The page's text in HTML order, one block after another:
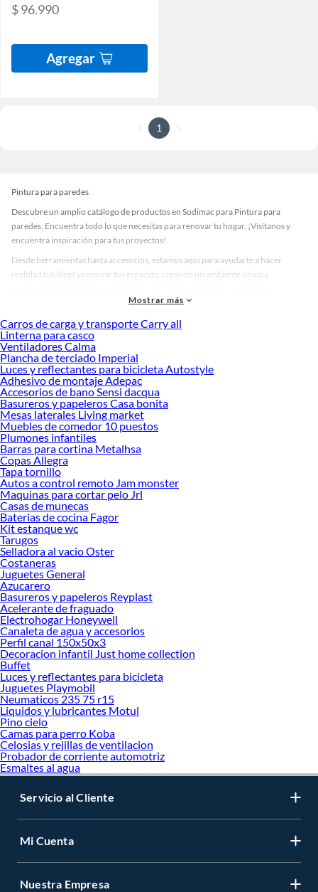
$ 96.990
Agregar
1
Pintura para paredes
Descubre un amplio catálogo de productos en Sodimac para Pintura para
paredes. Encuentra todo lo que necesitas para renovar tu hogar. ¡Visítanos y
encuentra inspiración para tus proyectos!
Desde herramientas hasta accesorios, estamos aquí para ayudarte a hacer
realidad tus ideas y renovar tus espacios, creando un ambiente único y
accesorios de calidad que te ayudarán a crear un espacio más tú.
Desde remodelaciones hasta proyectos de decoración, estamos aquí para hacer
tus ideas realidad. ¡Visítanos y encuentra todo lo que tenemos para ofrecerte en
Pintura para paredes!
Explora la variedad de productos de Pintura para paredes en Sodimac
Herramientas, materiales y accesorios de calidad para tus proyectos y
renovación de espacios. ¡Visítanos y descubre todo lo que tenemos para
ofrecerte!
Encuentra una amplia variedad de productos de Pintura para paredes en
Sodimac. Encuentra todo lo necesario para tus proyectos de renovación y
decoración. ¡Visítanos y haz tus ideas realidad!
Mostrar más
Carros de carga y transporte Carry all
Linterna para casco
Ventiladores Calma
Plancha de terciado Imperial
Luces y reflectantes para bicicleta Autostyle
Adhesivo de montaje Adepac
Accesorios de bano Sensi dacqua
Basureros y papeleros Casa bonita
Mesas laterales Living market
Muebles de comedor 10 puestos
Plumones infantiles
Barras para cortina Metalhsa
Copas Allegra
Tapa tornillo
Autos a control remoto Jam monster
Maquinas para cortar pelo Jrl
Casas de munecas
Baterias de cocina Fagor
Kit estanque wc
Tarugos
Selladora al vacio Oster
Costaneras
Juguetes General
Azucarero
Basureros y papeleros Reyplast
Acelerante de fraguado
Electrohogar Honeywell
Canaleta de agua y accesorios
Perfil canal 150x50x3
Decoracion infantil Just home collection
Buffet
Luces y reflectantes para bicicleta
Juguetes Playmobil
Neumaticos 235 75 r15
Liquidos y lubricantes Motul
Pino cielo
Camas para perro Koba
Celosias y rejillas de ventilacion
Probador de corriente automotriz
Esmaltes al agua
Servicio al Cliente
Mi Cuenta
Nuestra Empresa